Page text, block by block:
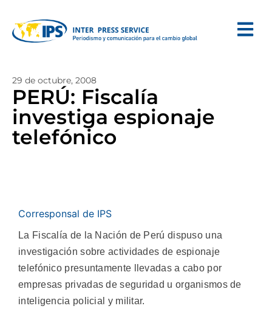
29 de octubre, 2008
PERÚ: Fiscalía
investiga espionaje
telefónico
Corresponsal de IPS
La Fiscalía de la Nación de Perú dispuso una
investigación sobre actividades de espionaje
telefónico presuntamente llevadas a cabo por
empresas privadas de seguridad u organismos de
inteligencia policial y militar.